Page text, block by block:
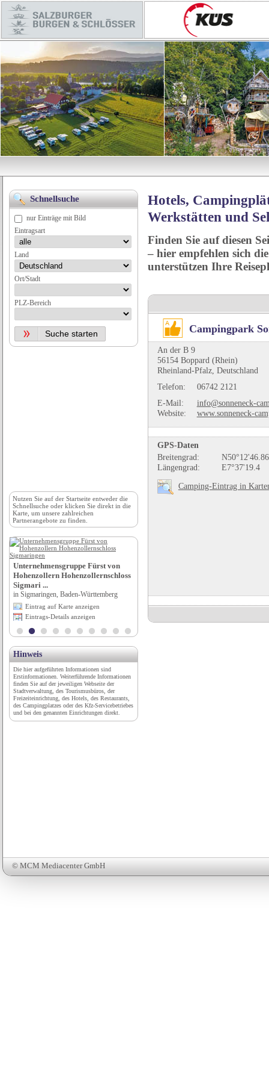
Hotels,
Werkstätten und
Finden Sie auf diesen
– hier empfehlen sich
unterstützen Ihre
Campingpark
An der B 9
56154 Boppard (Rhein)
Rheinland-Pfalz, Deutschland
Telefon:
06742 2121
E-Mail:
info@sonneneck-
Website:
www.sonneneck-
GPS-Daten
Breitengrad:
N50°12'46.86
Längengrad:
E7°37'19.4
Camping-Eintrag in
© MCM Mediacenter GmbH
Schnellsuche
nur Einträge mit Bild
Eintragsart
Land
Ort/Stadt
PLZ-Bereich
Nutzen Sie auf der Startseite entweder die
Schnellsuche oder klicken Sie direkt in die
Karte, um unsere zahlreichen
Partnerangebote zu finden.
Unternehmensgruppe Fürst von
Hohenzollern Hohenzollernschloss
Sigmari ...
in Sigmaringen, Baden-Württemberg
Eintrag auf Karte anzeigen
Eintrags-Details anzeigen
Hinweis
Die hier aufgeführten Informationen sind
Erstinformationen. Weiterführende Informationen
finden Sie auf der jeweiligen Webseite der
Stadtverwaltung, des Tourismusbüros, der
Freizeiteinrichtung, des Hotels, des Restaurants,
des Campingplatzes oder des Kfz-Servicebetriebes
und bei den genannten Einrichtungen direkt.